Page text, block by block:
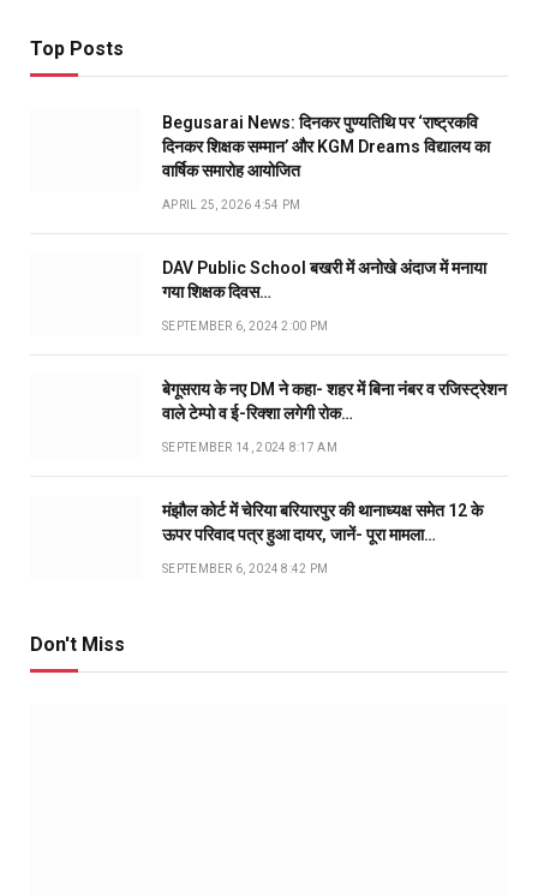
Top Posts
Begusarai News: दिनकर पुण्यतिथि पर ‘राष्ट्रकवि
दिनकर शिक्षक सम्मान’ और KGM Dreams विद्यालय का
वार्षिक समारोह आयोजित
APRIL 25, 2026 4:54 PM
DAV Public School बखरी में अनोखे अंदाज में मनाया
गया शिक्षक दिवस…
SEPTEMBER 6, 2024 2:00 PM
बेगूसराय के नए DM ने कहा- शहर में बिना नंबर व रजिस्ट्रेशन
वाले टेम्पो व ई-रिक्शा लगेगी रोक…
SEPTEMBER 14, 2024 8:17 AM
मंझौल कोर्ट में चेरिया बरियारपुर की थानाध्यक्ष समेत 12 के
ऊपर परिवाद पत्र हुआ दायर, जानें- पूरा मामला…
SEPTEMBER 6, 2024 8:42 PM
Don't Miss